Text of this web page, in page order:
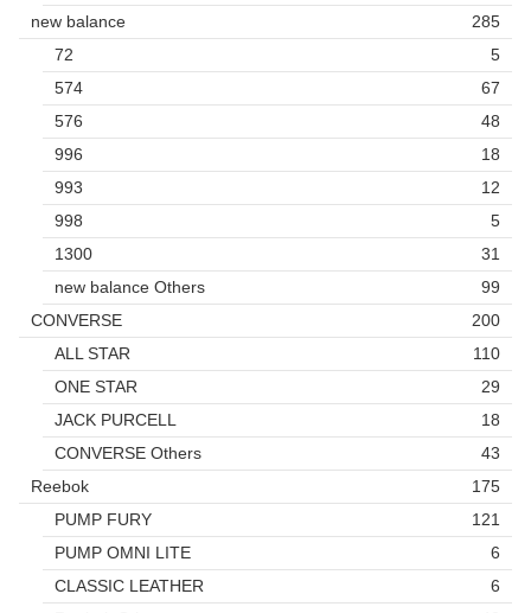
new balance
285
72
5
574
67
576
48
996
18
993
12
998
5
1300
31
new balance Others
99
CONVERSE
200
ALL STAR
110
ONE STAR
29
JACK PURCELL
18
CONVERSE Others
43
Reebok
175
PUMP FURY
121
PUMP OMNI LITE
6
CLASSIC LEATHER
6